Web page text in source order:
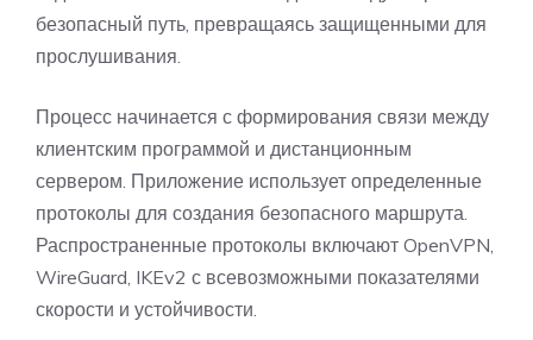
безопасный путь, превращаясь защищенными для
прослушивания.
Процесс начинается с формирования связи между
клиентским программой и дистанционным
сервером. Приложение использует определенные
протоколы для создания безопасного маршрута.
Распространенные протоколы включают OpenVPN,
WireGuard, IKEv2 с всевозможными показателями
скорости и устойчивости.